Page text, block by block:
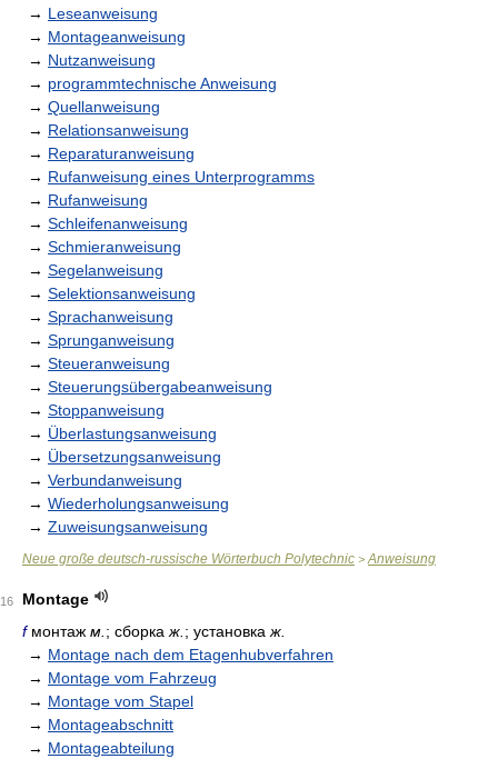
→ Leseanweisung
→ Montageanweisung
→ Nutzanweisung
→ programmtechnische Anweisung
→ Quellanweisung
→ Relationsanweisung
→ Reparaturanweisung
→ Rufanweisung eines Unterprogramms
→ Rufanweisung
→ Schleifenanweisung
→ Schmieranweisung
→ Segelanweisung
→ Selektionsanweisung
→ Sprachanweisung
→ Sprunganweisung
→ Steueranweisung
→ Steuerungsübergabeanweisung
→ Stoppanweisung
→ Überlastungsanweisung
→ Übersetzungsanweisung
→ Verbundanweisung
→ Wiederholungsanweisung
→ Zuweisungsanweisung
Neue große deutsch-russische Wörterbuch Polytechnic > Anweisung
16
Montage
fмонтаж м. ; сборка ж. ; установка ж.
→ Montage nach dem Etagenhubverfahren
→ Montage vom Fahrzeug
→ Montage vom Stapel
→ Montageabschnitt
→ Montageabteilung